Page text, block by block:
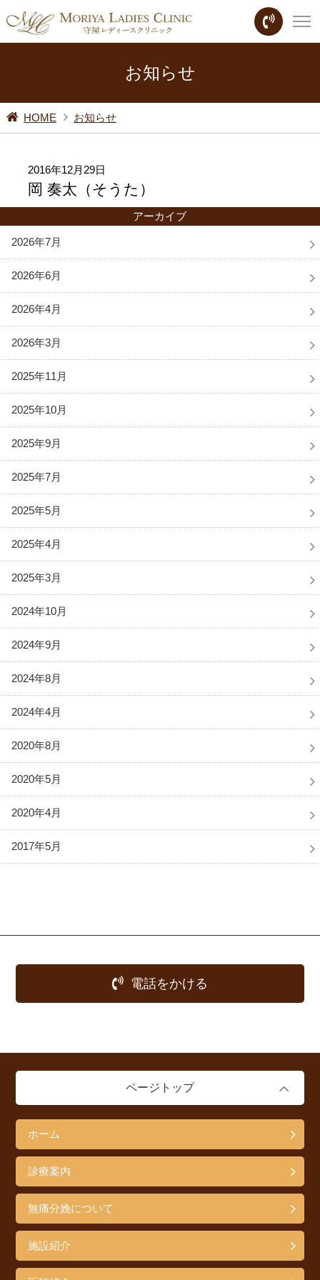
お知らせ
HOME お知らせ
2016年12月29日
岡 奏太（そうた）
アーカイブ
2026年7月
2026年6月
2026年4月
2026年3月
2025年11月
2025年10月
2025年9月
2025年7月
2025年5月
2025年4月
2025年3月
2024年10月
2024年9月
2024年8月
2024年4月
2020年8月
2020年5月
2020年4月
2017年5月
電話をかける
ページトップ
ホーム
診療案内
無痛分娩について
施設紹介